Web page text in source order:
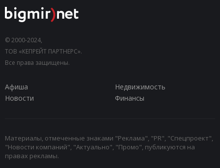
© 2000-2024,
ТОВ «КЕПРЕЙТ ПАРТНЕРС».
Все права защищены.
Афиша
Недвижимость
Новости
Финансы
Материалы, отмеченные знаками "Реклама", "PR", "Спецпроект",
"Новости компаний", "Актуально", "Промо", публикуются на
правах рекламы.